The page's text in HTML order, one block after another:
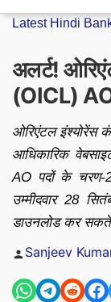
Latest Hindi
अलर्ट!
(OICL) AO
ओरिएंटल इंश्योरेंस
आधिकारिक
AO पदों के चरण-2
उम्मीदवार 28
डाउनलोड कर
Posted
Sanjeev